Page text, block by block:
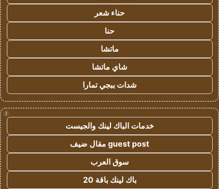
حناء شعر
حنا
ماتشا
شاي ماتشا
شدات ببجي تمارا
!
خدمات الباك لينك والجيست
guest post مقال ضيف
سوق العرب
باك لينك باقة 20